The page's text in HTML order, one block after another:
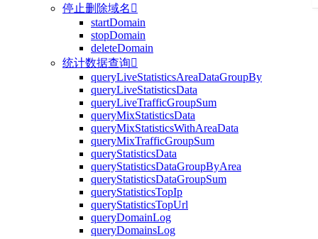
停止删除域名 
startDomain
stopDomain
deleteDomain
统计数据查询
queryLiveStatisticsAreaDataGroupBy
queryLiveStatisticsData
queryLiveTrafficGroupSum
queryMixStatisticsData
queryMixStatisticsWithAreaData
queryMixTrafficGroupSum
queryStatisticsData
queryStatisticsDataGroupByArea
queryStatisticsDataGroupSum
queryStatisticsTopIp
queryStatisticsTopUrl
queryDomainLog
queryDomainsLog